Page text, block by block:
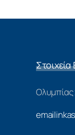
Στοιχεία
Ολυμπίας